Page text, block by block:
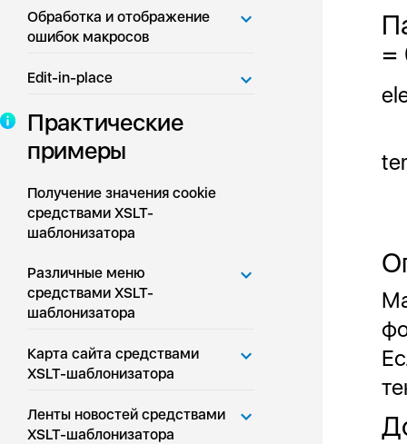
Обработка и отображение
ошибок макросов
Edit-in-place
Практические
примеры
Получение значения cookie
средствами XSLT-
шаблонизатора
Различные меню
средствами XSLT-
шаблонизатора
Карта сайта средствами
XSLT-шаблонизатора
Ленты новостей средствами
XSLT-шаблонизатора
=